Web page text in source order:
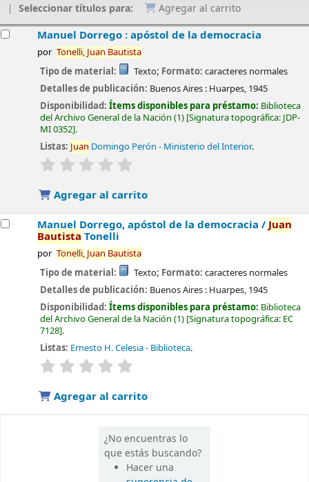
Seleccionar títulos para:
Agregar al carrito
Manuel Dorrego : apóstol de la democracia
por Tonelli, Juan Bautista
Tipo de material: Texto; Formato: caracteres normales
Detalles de publicación: Buenos Aires : Huarpes, 1945
Disponibilidad:Ítems disponibles para préstamo: Biblioteca
del Archivo General de la Nación (1) Signatura topográfica: JDP-
MI 0352 .
Listas: Juan Domingo Perón - Ministerio del Interior.
valoración
Agregar al carrito
Manuel Dorrego, apóstol de la democracia / Juan
Bautista Tonelli
por Tonelli, Juan Bautista
Tipo de material: Texto; Formato: caracteres normales
Detalles de publicación: Buenos Aires : Huarpes, 1945
Disponibilidad:Ítems disponibles para préstamo: Biblioteca
del Archivo General de la Nación (1) Signatura topográfica: EC
7128 .
Listas: Ernesto H. Celesia - Biblioteca.
valoración
Agregar al carrito
¿No encuentras lo
que estás buscando?
Hacer una